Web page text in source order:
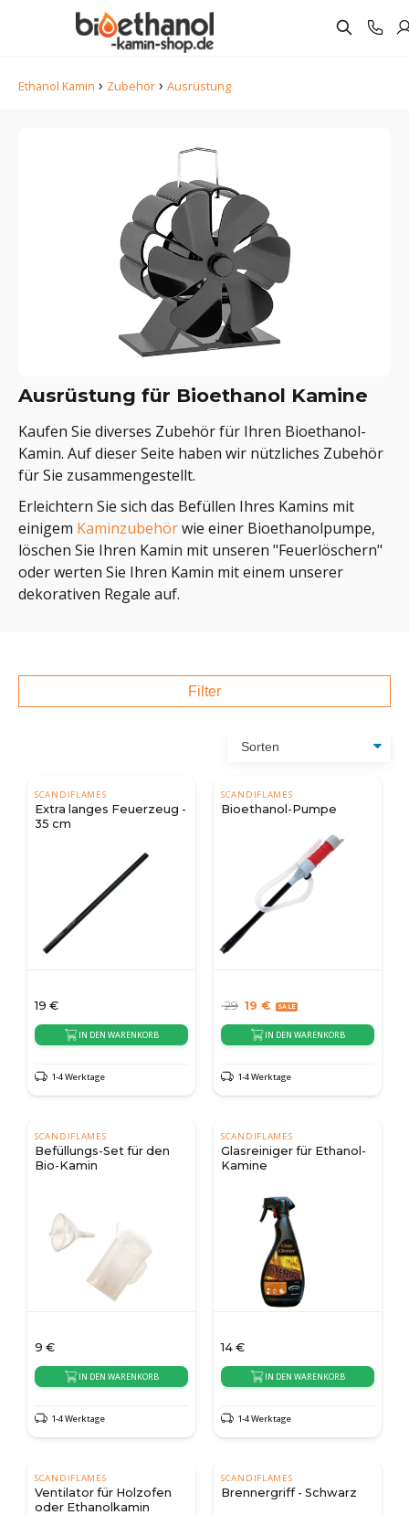
Ethanol Kamin › Zubehör › Ausrüstung
Ausrüstung für Bioethanol Kamine
Kaufen Sie diverses Zubehör für Ihren Bioethanol-
Kamin. Auf dieser Seite haben wir nützliches Zubehör
für Sie zusammengestellt.
Erleichtern Sie sich das Befüllen Ihres Kamins mit
einigem Kaminzubehörwie einer Bioethanolpumpe,
löschen Sie Ihren Kamin mit unseren "Feuerlöschern"
oder werten Sie Ihren Kamin mit einem unserer
dekorativen Regale auf.
Filter
SCANDIFLAMES
Extra langes Feuerzeug -
35 cm
19 €
IN DEN WARENKORB
1-4 Werktage
SCANDIFLAMES
Bioethanol-Pumpe
29 19 €
IN DEN WARENKORB
1-4 Werktage
SCANDIFLAMES
Befüllungs-Set für den
Bio-Kamin
9 €
IN DEN WARENKORB
1-4 Werktage
SCANDIFLAMES
Glasreiniger für Ethanol-
Kamine
14 €
IN DEN WARENKORB
1-4 Werktage
SCANDIFLAMES
Ventilator für Holzofen
oder Ethanolkamin
SCANDIFLAMES
Brennergriff - Schwarz